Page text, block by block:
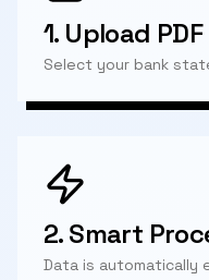
1. Upload PDF
Select your bank
2.Smart
Data is automatically